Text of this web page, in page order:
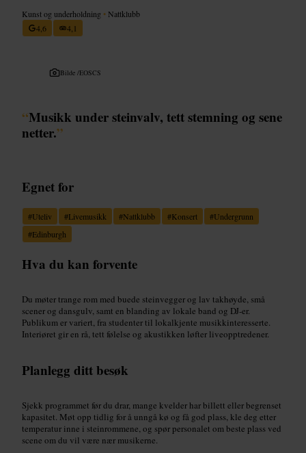
Kunst og underholdning • Nattklubb
4,6
4,1
Bilde /EOSCS
“Musikk under steinvalv, tett stemning og sene
netter.”
Egnet for
#Uteliv #Livemusikk #Nattklubb #Konsert #Undergrunn
#Edinburgh
Hva du kan forvente
Du møter trange rom med buede steinvegger og lav takhøyde, små
scener og dansgulv, samt en blanding av lokale band og DJ-er.
Publikum er variert, fra studenter til lokalkjente musikkinteresserte.
Interiøret gir en rå, tett følelse og akustikken løfter liveopptredener.
Planlegg ditt besøk
Sjekk programmet før du drar, mange kvelder har billett eller begrenset
kapasitet. Møt opp tidlig for å unngå kø og få god plass, kle deg etter
temperatur inne i steinrommene, og spør personalet om beste plass ved
scene om du vil være nær musikerne.